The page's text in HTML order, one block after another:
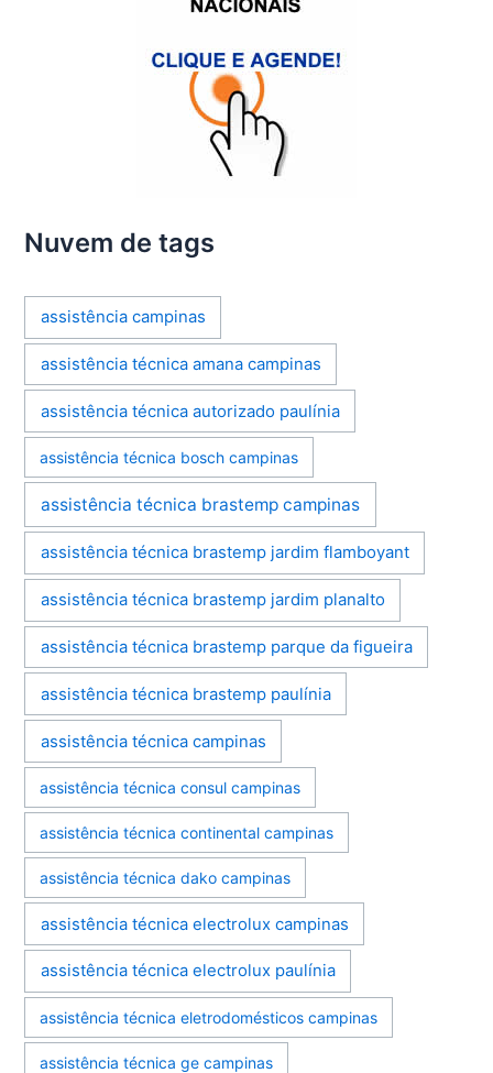
Nuvem de tags
assistência campinas
assistência técnica amana campinas
assistência técnica autorizado paulínia
assistência técnica bosch campinas
assistência técnica brastemp campinas
assistência técnica brastemp jardim flamboyant
assistência técnica brastemp jardim planalto
assistência técnica brastemp parque da figueira
assistência técnica brastemp paulínia
assistência técnica campinas
assistência técnica consul campinas
assistência técnica continental campinas
assistência técnica dako campinas
assistência técnica electrolux campinas
assistência técnica electrolux paulínia
assistência técnica eletrodomésticos campinas
assistência técnica ge campinas